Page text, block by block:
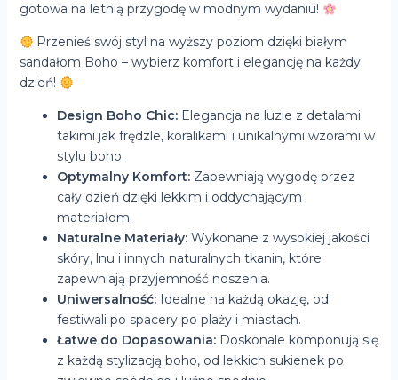
gotowa na letnią przygodę w modnym wydaniu!
Przenieś swój styl na wyższy poziom dzięki białym
sandałom Boho – wybierz komfort i elegancję na każdy
dzień!
Design Boho Chic:Elegancja na luzie z detalami
takimi jak frędzle, koralikami i unikalnymi wzorami w
stylu boho.
Optymalny Komfort:Zapewniają wygodę przez
cały dzień dzięki lekkim i oddychającym
materiałom.
Naturalne Materiały:Wykonane z wysokiej jakości
skóry, lnu i innych naturalnych tkanin, które
zapewniają przyjemność noszenia.
Uniwersalność:Idealne na każdą okazję, od
festiwali po spacery po plaży i miastach.
Łatwe do Dopasowania:Doskonale komponują się
z każdą stylizacją boho, od lekkich sukienek po